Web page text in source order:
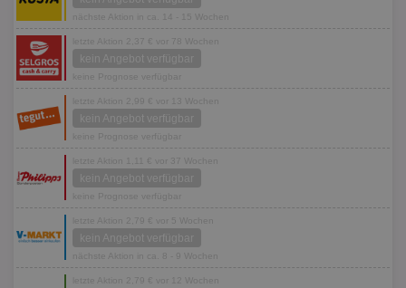
nächste Aktion in ca. 14 - 15 Wochen
letzte Aktion 2,37 € vor 78 Wochen
kein Angebot verfügbar
keine Prognose verfügbar
letzte Aktion 2,99 € vor 13 Wochen
kein Angebot verfügbar
keine Prognose verfügbar
letzte Aktion 1,11 € vor 37 Wochen
kein Angebot verfügbar
keine Prognose verfügbar
letzte Aktion 2,79 € vor 5 Wochen
kein Angebot verfügbar
nächste Aktion in ca. 8 - 9 Wochen
letzte Aktion 2,79 € vor 12 Wochen